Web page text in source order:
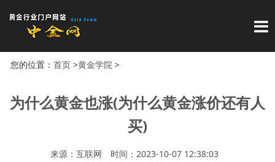
导
您的位置： 首页>黄金学院 >
为什么黄金也涨(为什么黄金涨价还有人
买)
来源：互联网 时间：2023-10-07 12:38:03